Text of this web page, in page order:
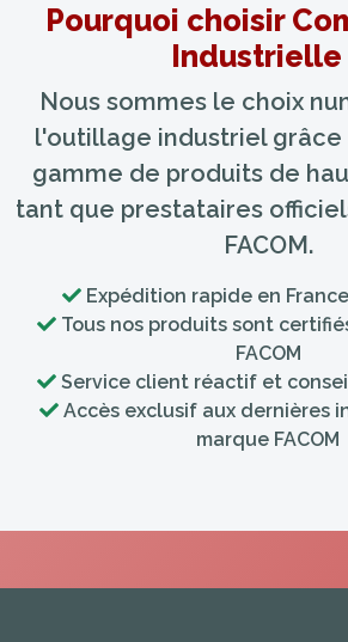
Pourquoi choisir
Industrielle
Nous sommes le choix
l'outillage industriel
gamme de produits de
tant que prestataires
FACOM.
Expédition rapide en
Tous nos produits sont
FACOM
Service client réactif et
Accès exclusif aux dernières
marque FACOM